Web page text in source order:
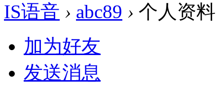
IS语音 › abc89 › 个人资料
加为好友
发送消息